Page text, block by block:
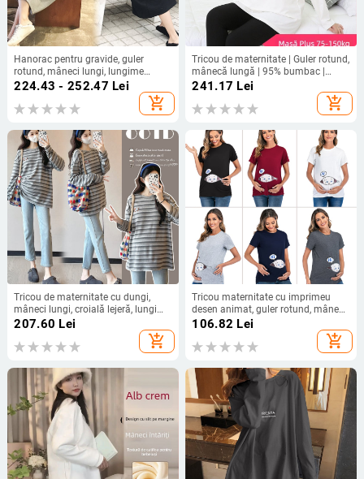
Hanorac pentru gravide, guler
rotund, mâneci lungi, lungime
medie, 95% bumbac
224.43 - 252.47 Lei
add_shopping_cart
Tricou de maternitate | Guler rotund,
mânecă lungă | 95% bumbac |
Imprimeu cu litere | Stil japonez-
241.17 Lei
add_shopping_cart
Tricou de maternitate cu dungi,
mâneci lungi, croială lejeră, lungime
medie, pentru primăvară și toamnă
207.60 Lei
add_shopping_cart
Tricou maternitate cu imprimeu
desen animat, guler rotund, mâneci
scurte, bumbac 80%, Vara 2023, stil
106.82 Lei
add_shopping_cart